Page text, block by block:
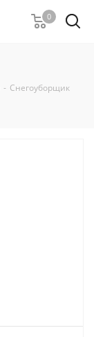
0
- Снегоуборщик